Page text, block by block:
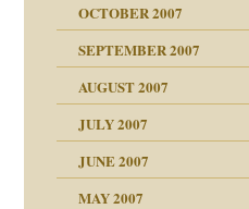
in meiner
OCTOBER 2007
SEPTEMBER 2007
AUGUST 2007
JULY 2007
JUNE 2007
MAY 2007